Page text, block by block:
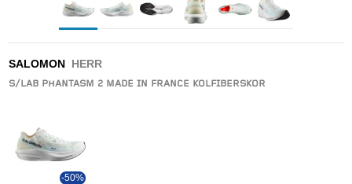
SALOMON HERR
S/LAB PHANTASM 2 MADE IN FRANCE KOLFIBERSKOR
-50%